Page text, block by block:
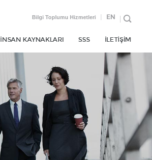
Bilgi Toplumu Hizmetleri EN
İNSAN KAYNAKLARI SSS İLETİŞİM